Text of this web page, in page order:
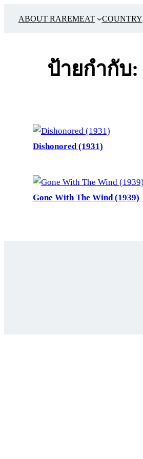
ABOUT RAREMEAT COUNTRY
ป้ายกำกับ:
Dishonored (1931)
Gone With The Wind (1939)